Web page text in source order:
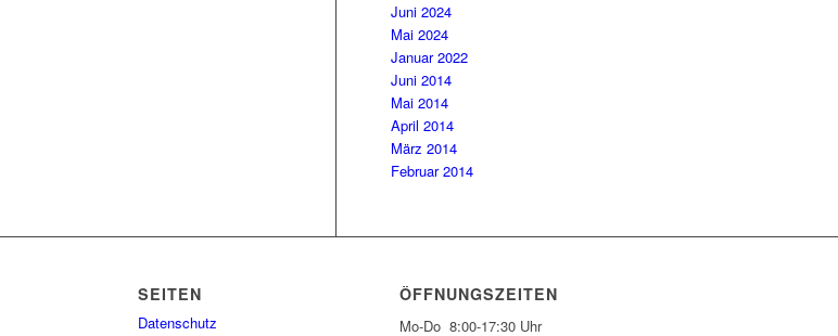
Juni 2024
Mai 2024
Januar 2022
Juni 2014
Mai 2014
April 2014
März 2014
Februar 2014
SEITEN
Datenschutz
ÖFFNUNGSZEITEN
Mo-Do 8:00-17:30 Uhr